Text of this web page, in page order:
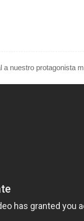
nuestro protagonista